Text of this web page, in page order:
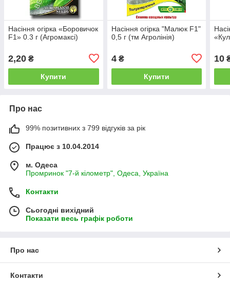
Насіння огірка «Боровичок
F1» 0.3 г (Агромаксі)
2,20 ₴
Купити
Насіння огірка "Малюк F1"
0,5 г (тм Агролінія)
4₴
Купити
10
Про нас
99% позитивних з 799 відгуків за рік
Працює з 10.04.2014
м. Одеса
Промринок "7-й кілометр", Одеса, Україна
Контакти
Сьогодні вихідний
Показати весь графік роботи
Про нас
Контакти